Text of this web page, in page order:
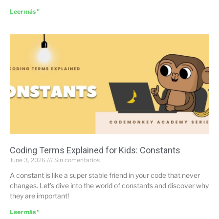
Leer más "
Coding Terms Explained for Kids: Constants
June 3, 2026 Sin comentarios
A constant is like a super stable friend in your code that never
changes. Let’s dive into the world of constants and discover why
they are important!
Leer más "